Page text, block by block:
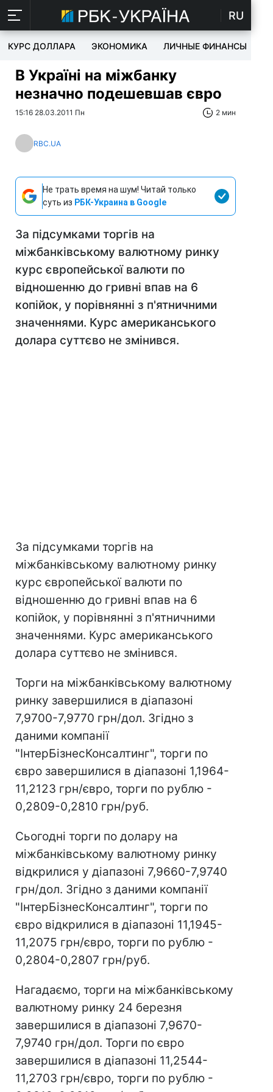
RU
КУРС ДОЛЛАРА ЭКОНОМИКА ЛИЧНЫЕ ФИНАНСЫ
В Україні на міжбанку
незначно подешевшав євро
15:16 28.03.2011 Пн 2 мин
RBC.UA
Не трать время на шум! Читай только
суть из РБК-Украина в Google
За підсумками торгів на
міжбанківському валютному ринку
курс європейської валюти по
відношенню до гривні впав на 6
копійок, у порівнянні з п'ятничними
значеннями. Курс американського
долара суттєво не змінився.
За підсумками торгів на
міжбанківському валютному ринку
курс європейської валюти по
відношенню до гривні впав на 6
копійок, у порівнянні з п'ятничними
значеннями. Курс американського
долара суттєво не змінився.
Торги на міжбанківському валютному
ринку завершилися в діапазоні
7,9700-7,9770 грн/дол. Згідно з
даними компанії
"ІнтерБізнесКонсалтинг", торги по
євро завершилися в діапазоні 1,1964-
11,2123 грн/євро, торги по рублю -
0,2809-0,2810 грн/руб.
Сьогодні торги по долару на
міжбанківському валютному ринку
відкрилися у діапазоні 7,9660-7,9740
грн/дол. Згідно з даними компанії
"ІнтерБізнесКонсалтинг", торги по
євро відкрилися в діапазоні 11,1945-
11,2075 грн/євро, торги по рублю -
0,2804-0,2807 грн/руб.
Нагадаємо, торги на міжбанківському
валютному ринку 24 березня
завершилися в діапазоні 7,9670-
7,9740 грн/дол. Торги по євро
завершилися в діапазоні 11,2544-
11,2703 грн/євро, торги по рублю -